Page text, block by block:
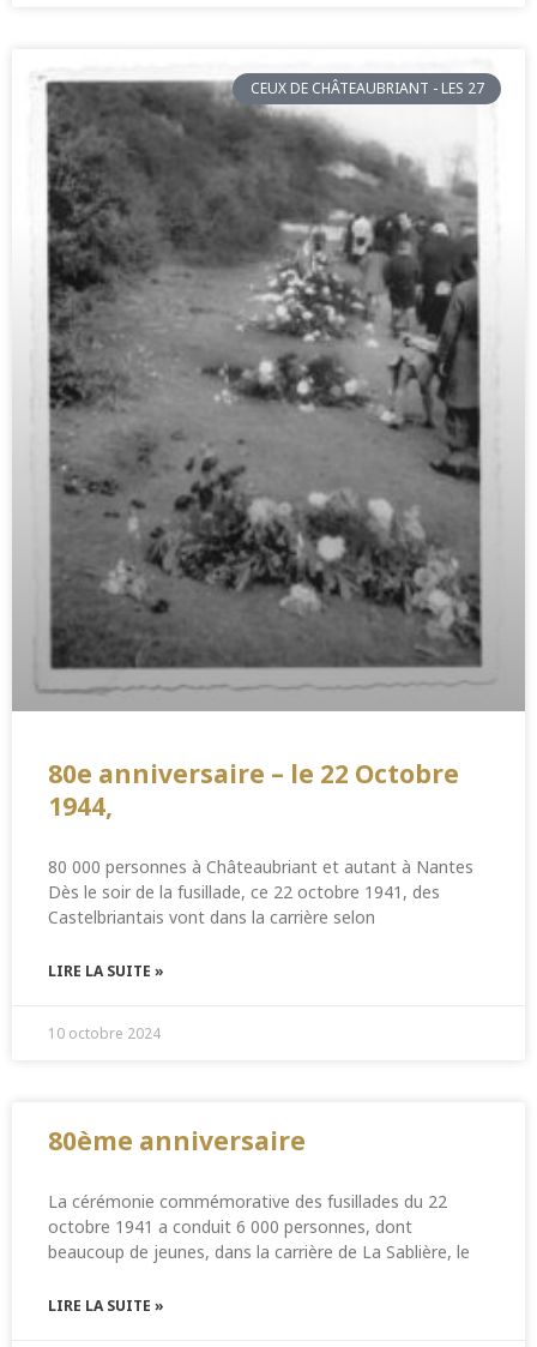
CEUX DE CHÂTEAUBRIANT - LES 27
80e anniversaire – le 22 Octobre
1944,
80 000 personnes à Châteaubriant et autant à Nantes
Dès le soir de la fusillade, ce 22 octobre 1941, des
Castelbriantais vont dans la carrière selon
LIRE LA SUITE »
10 octobre 2024
80ème anniversaire
La cérémonie commémorative des fusillades du 22
octobre 1941 a conduit 6 000 personnes, dont
beaucoup de jeunes, dans la carrière de La Sablière, le
LIRE LA SUITE »